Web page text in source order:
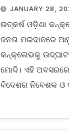
JANUARY 28,
ଉତ୍କର୍ଷ ଓଡ଼ିଶା
ଜନତା ମଇଦାନରେ
କନ୍‌କ୍ଲେଭକୁ
ମୋଦି। ଏହି
ବିଦେଶର ନିବେଶକ ଓ